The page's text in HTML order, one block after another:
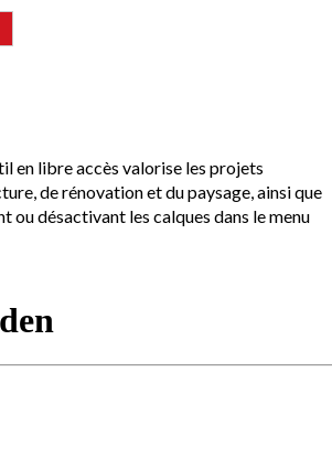
en libre accès valorise les projets
de rénovation et du paysage, ainsi que
désactivant les calques dans le menu